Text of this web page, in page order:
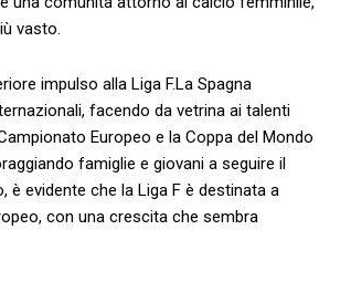
vasto.
impulso alla Liga F.La Spagna
facendo da vetrina ⁢ai talenti‍
Europeo e la Coppa del Mondo
famiglie e⁤ giovani a seguire il
evidente ⁣che la Liga F è destinata ⁣a
con una crescita che sembra